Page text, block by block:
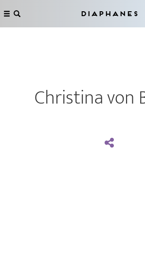
Diaphanes
Christina von